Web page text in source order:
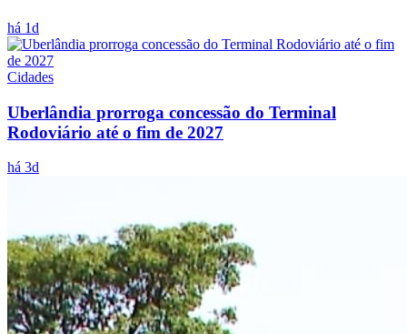
há 1d
Cidades
Uberlândia prorroga concessão do Terminal
Rodoviário até o fim de 2027
há 3d